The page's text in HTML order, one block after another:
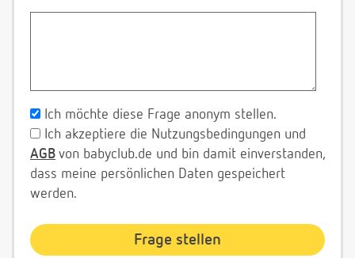
Ich möchte diese Frage anonym stellen.
Ich akzeptiere die Nutzungsbedingungen und
AGB von babyclub.de und bin damit einverstanden,
dass meine persönlichen Daten gespeichert
werden.